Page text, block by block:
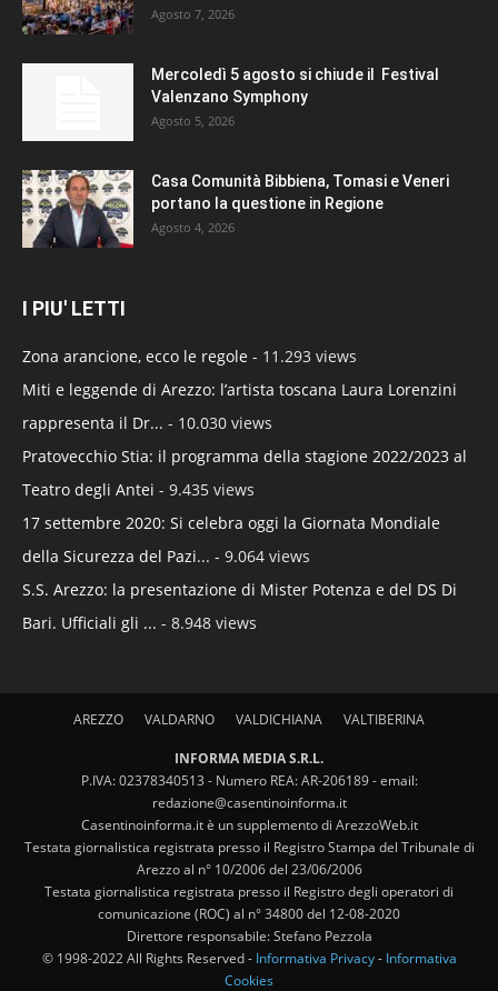
Agosto 7, 2026
Mercoledì 5 agosto si chiude il Festival
Valenzano Symphony
Agosto 5, 2026
Casa Comunità Bibbiena, Tomasi e Veneri
portano la questione in Regione
Agosto 4, 2026
I PIU' LETTI
Zona arancione, ecco le regole - 11.293 views
Miti e leggende di Arezzo: l’artista toscana Laura Lorenzini
rappresenta il Dr... - 10.030 views
Pratovecchio Stia: il programma della stagione 2022/2023 al
Teatro degli Antei - 9.435 views
17 settembre 2020: Si celebra oggi la Giornata Mondiale
della Sicurezza del Pazi... - 9.064 views
S.S. Arezzo: la presentazione di Mister Potenza e del DS Di
Bari. Ufficiali gli ... - 8.948 views
AREZZO VALDARNO VALDICHIANA VALTIBERINA
INFORMA MEDIA S.R.L.
P.IVA: 02378340513 - Numero REA: AR-206189 - email:
redazione@casentinoinforma.it
Casentinoinforma.it è un supplemento di ArezzoWeb.it
Testata giornalistica registrata presso il Registro Stampa del Tribunale di
Arezzo al n° 10/2006 del 23/06/2006
Testata giornalistica registrata presso il Registro degli operatori di
comunicazione (ROC) al n° 34800 del 12-08-2020
Direttore responsabile: Stefano Pezzola
© 1998-2022 All Rights Reserved - Informativa Privacy- Informativa
Cookies